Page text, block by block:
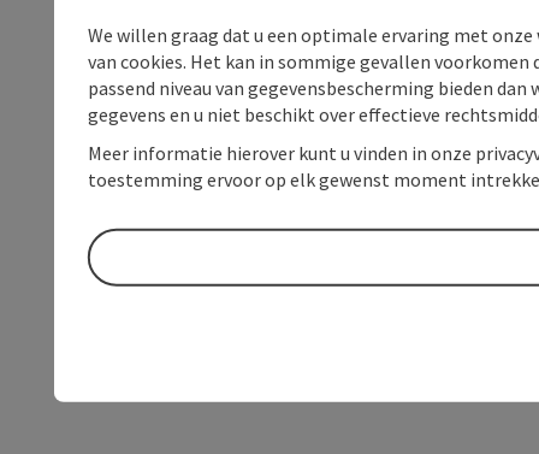
We willen graag dat u een optimale ervaring met
van cookies. Het kan in sommige gevallen voorkomen
passend niveau van gegevensbescherming bieden
gegevens en u niet beschikt over effectieve
Meer informatie hierover kunt u vinden in onze
toestemming ervoor op elk gewenst moment